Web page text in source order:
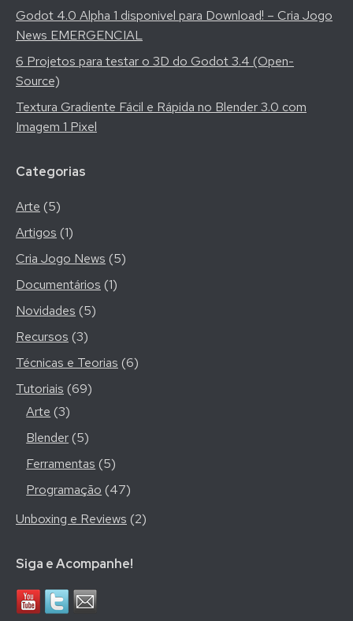
Godot 4.0 Alpha 1 disponivel para Download! – Cria Jogo
News EMERGENCIAL
6 Projetos para testar o 3D do Godot 3.4 (Open-
Source)
Textura Gradiente Fácil e Rápida no Blender 3.0 com
Imagem 1 Pixel
Categorias
Arte (5)
Artigos (1)
Cria Jogo News (5)
Documentários (1)
Novidades (5)
Recursos (3)
Técnicas e Teorias (6)
Tutoriais (69)
Arte (3)
Blender (5)
Ferramentas (5)
Programação (47)
Unboxing e Reviews (2)
Siga e Acompanhe!